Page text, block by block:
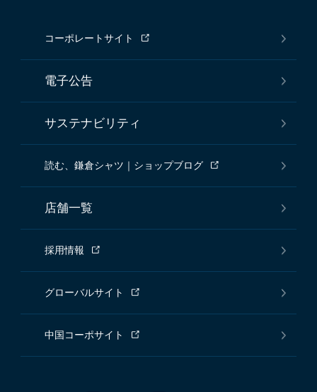
コーポレートサイト
電子公告
サステナビリティ
読む、鎌倉シャツ｜ショップブログ
店舗一覧
採用情報
グローバルサイト
中国コーポサイト